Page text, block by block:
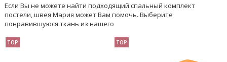
Если Вы не можете найти подходящий спальный комплект
постели, швея Мария может Вам помочь. Выберите
понравившуюся ткань из нашего
TOP TOP